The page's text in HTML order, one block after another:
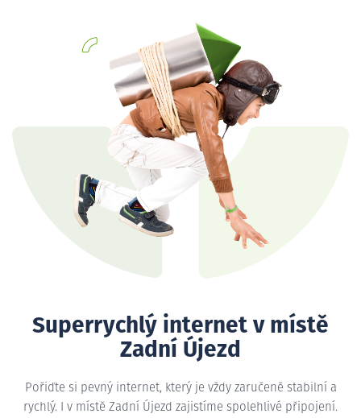
Superrychlý internet v místě
Zadní Újezd
Pořiďte si pevný internet, který je vždy zaručeně stabilní a
rychlý. I v místě Zadní Újezd zajistíme spolehlivé připojení.